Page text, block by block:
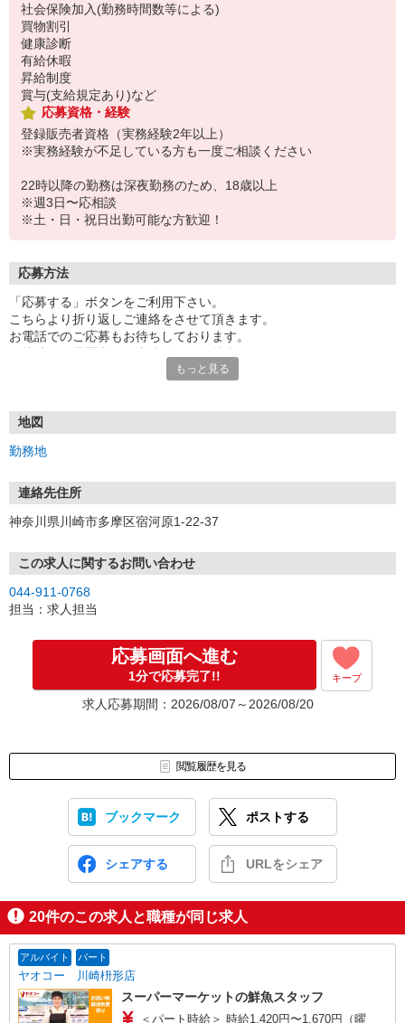
社会保険加入(勤務時間数等による)
買物割引
健康診断
有給休暇
昇給制度
賞与(支給規定あり)など
応募資格・経験
登録販売者資格（実務経験2年以上）
※実務経験が不足している方も一度ご相談ください
22時以降の勤務は深夜勤務のため、18歳以上
※週3日〜応相談
※土・日・祝日出勤可能な方歓迎！
応募方法
「応募する」ボタンをご利用下さい。
こちらより折り返しご連絡をさせて頂きます。
お電話でのご応募もお待ちしております。
もっと見る
地図
勤務地
連絡先住所
神奈川県川崎市多摩区宿河原1-22-37
この求人に関するお問い合わせ
044-911-0768
担当：求人担当
応募画面へ進む
1分で応募完了!! キープ
求人応募期間：2026/08/07～2026/08/20
閲覧履歴を見る
ブックマーク ポストする
シェアする URLをシェア
20件のこの求人と職種が同じ求人
アルバイト パート
ヤオコー 川崎枡形店
スーパーマーケットの鮮魚スタッフ
＜パート時給＞ 時給1,420円〜1,670円（曜